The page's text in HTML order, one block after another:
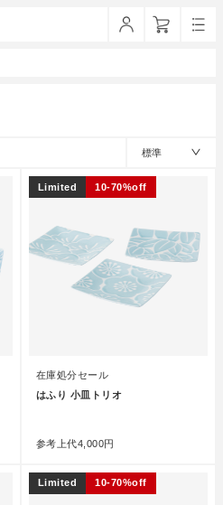
標準
在庫処分セール
はふり 小皿トリオ
参考上代4,000円
Limited 10-70%off
Limited 10-70%off